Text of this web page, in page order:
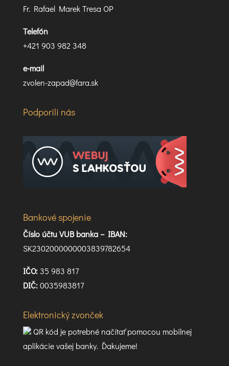
Fr. Rafael Marek Tresa OP
Telefón
+421 903 982 348
e-mail
zvolen-zapad@fara.sk
Podporili nás
Bankové spojenie
Číslo účtu VUB banka – IBAN:
SK2302000000003839782654
IČO:35 983 817
DIČ:0035983817
Elektronický zvonček
QR kód je potrebné načítať pomocou mobilnej
aplikácie vašej banky. Ďakujeme!